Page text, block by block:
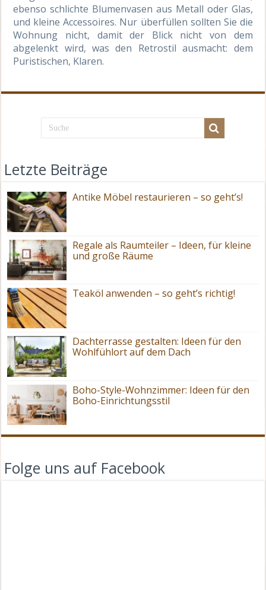
ebenso schlichte Blumenvasen aus Metall oder Glas,
und kleine Accessoires. Nur überfüllen sollten Sie die
Wohnung nicht, damit der Blick nicht von dem
abgelenkt wird, was den Retrostil ausmacht: dem
Puristischen, Klaren.
Letzte Beiträge
Antike Möbel restaurieren – so geht’s!
Regale als Raumteiler – Ideen, für kleine
und große Räume
Teaköl anwenden – so geht’s richtig!
Dachterrasse gestalten: Ideen für den
Wohlfühlort auf dem Dach
Boho-Style-Wohnzimmer: Ideen für den
Boho-Einrichtungsstil
Folge uns auf Facebook